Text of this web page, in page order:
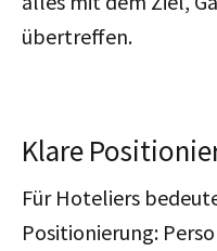
übertreffen.
Klare
Für Hoteliers
Positionierung: